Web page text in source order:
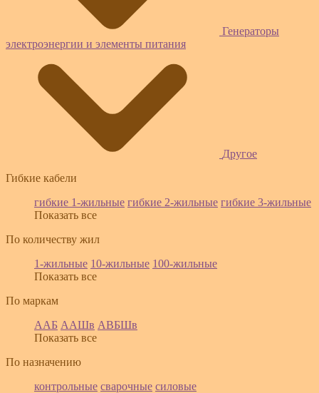
Генераторы
электроэнергии и элементы питания
Другое
Гибкие кабели
гибкие 1-жильные гибкие 2-жильные гибкие 3-жильные
Показать все
По количеству жил
1-жильные 10-жильные 100-жильные
Показать все
По маркам
ААБ ААШв АВБШв
Показать все
По назначению
контрольные сварочные силовые